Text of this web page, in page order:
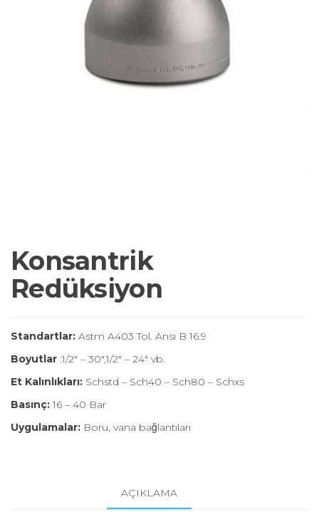
Konsantrik
Redüksiyon
Standartlar: Astm A403 Tol. Ansı B 16.9
Boyutlar :1/2″ – 30″,1/2″ – 24″ vb.
Et Kalınlıkları: Schstd – Sch40 – Sch80 – Schxs
Basınç:16 – 40 Bar
Uygulamalar: Boru, vana bağlantıları
AÇIKLAMA